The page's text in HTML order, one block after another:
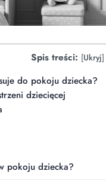
Spis treści: [Ukryj]
do pokoju dziecka?
dziecięcej
pokoju dziecka?